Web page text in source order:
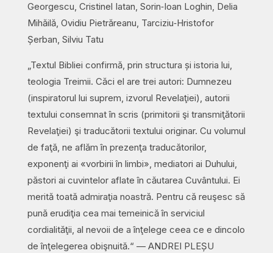
Georgescu, Cristinel Iatan, Sorin‑Ioan Loghin, Delia
Mihăilă, Ovidiu Pietrăreanu, Tarciziu‑Hristofor
Șerban, Silviu Tatu
„Textul Bibliei confirmă, prin structura și istoria lui,
teologia Treimii. Căci el are trei autori: Dumnezeu
(inspiratorul lui suprem, izvorul Revelaţiei), autorii
textului consemnat în scris (primitorii şi transmiţătorii
Revelaţiei) şi traducătorii textului originar. Cu volumul
de faţă, ne aflăm în prezenţa traducătorilor,
exponenţi ai «vorbirii în limbi», mediatori ai Duhului,
păstori ai cuvintelor aflate în căutarea Cuvântului. Ei
merită toată admiraţia noastră. Pentru că reuşesc să
pună erudiţia cea mai temeinică în serviciul
cordialităţii, al nevoii de a înţelege ceea ce e dincolo
de înţelegerea obişnuită.“ — ANDREI PLEȘU